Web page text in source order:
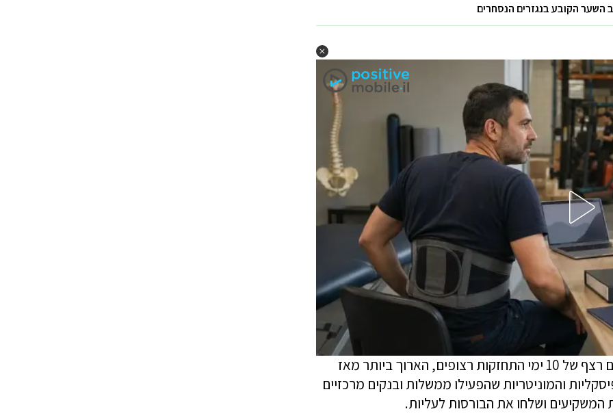
השער הקובע בנגזרים הנסחרים
"בנוסף לכך, הדולר נחלש אתמול בעולם וסיים רצף של 10 ימי התחזקות רצופים, הארוך ביותר מאז
הפיסקליות והמוניטריות שהפעילו ממשלות ובנקים מרכזיים
ושלחו את הבורסות לעליות.